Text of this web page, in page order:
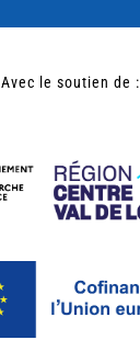
Avec le soutien de :